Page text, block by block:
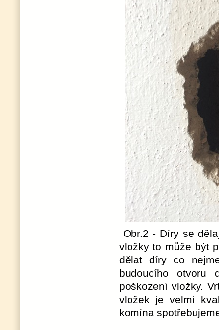
Obr.2 - Díry se
vložky to může být
dělat díry co
budoucího
poškození vložky.
vložek je velmi
komína